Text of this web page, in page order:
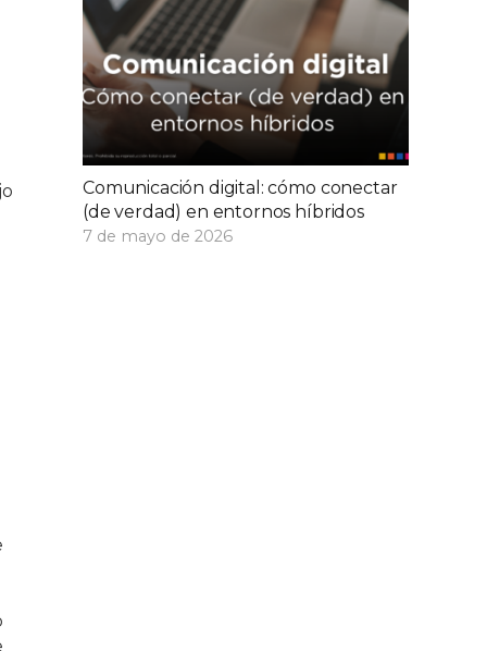
Comunicación digital: cómo conectar
(de verdad) en entornos híbridos
7 de mayo de 2026